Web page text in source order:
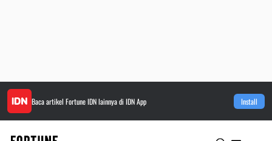
Baca artikel Fortune IDNlainnya di IDN App Install